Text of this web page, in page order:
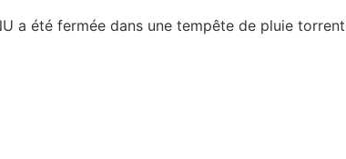
a été fermée dans une tempête de pluie